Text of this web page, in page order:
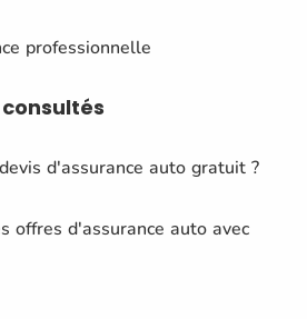
professionnelle
d'assurance auto gratuit ?
offres d'assurance auto avec